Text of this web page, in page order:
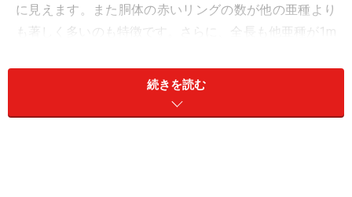
に見えます。また胴体の赤いリングの数が他の亜種より
も著しく多いのも特徴です。さらに、全長も他亜種が1m
ことも知られています。
赤っ恥をかかない程度の知識
続きを読む